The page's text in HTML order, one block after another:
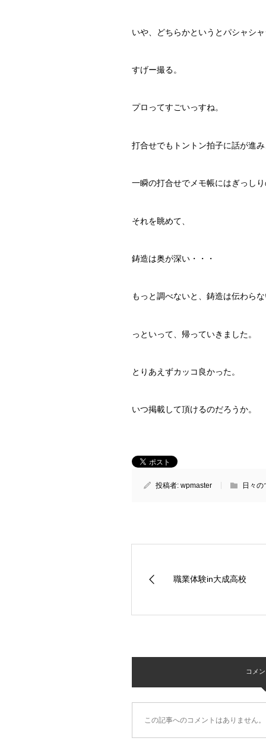
いや、どちらかというとパシャシ
すげー撮る。
プロってすごいっすね。
打合せでもトントン拍子に話が進
一瞬の打合せでメモ帳にはぎっし
それを眺めて、
鋳造は奥が深い・・・
もっと調べないと、鋳造は伝わら
っといって、帰っていきました。
とりあえずカッコ良かった。
いつ掲載して頂けるのだろうか。
投稿者: wpmaster 日々の
職業体験in大成高校
コメ
この記事へのコメントはありません。